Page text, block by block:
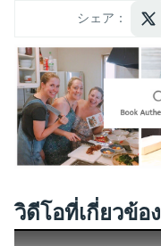
シェア：
วิดีโอที่เกี่ยวข้อง